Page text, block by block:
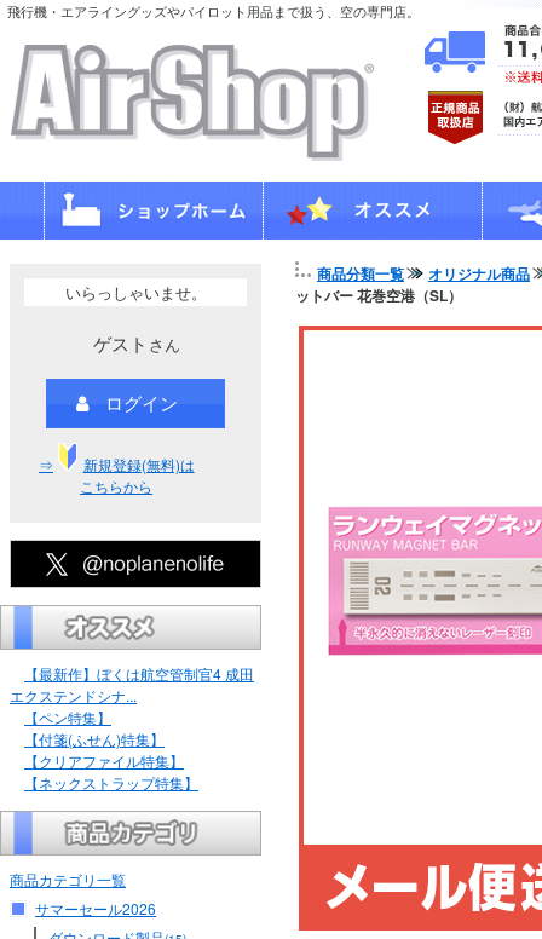
飛行機・エアライングッズやパイロット用品まで扱う、空の専門店。
いらっしゃいませ。
ゲスト さん
ログイン
⇒
新規登録(無料)は
こちらから
【最新作】ぼくは航空管制官4 成田
エクステンドシナ...
【ペン特集】
【付箋(ふせん)特集】
【クリアファイル特集】
【ネックストラップ特集】
商品カテゴリ一覧
サマーセール2026
商品分類一覧
オリジナル商品
ットバー 花巻空港（SL）